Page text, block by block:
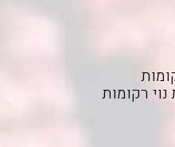
נוי רקומות